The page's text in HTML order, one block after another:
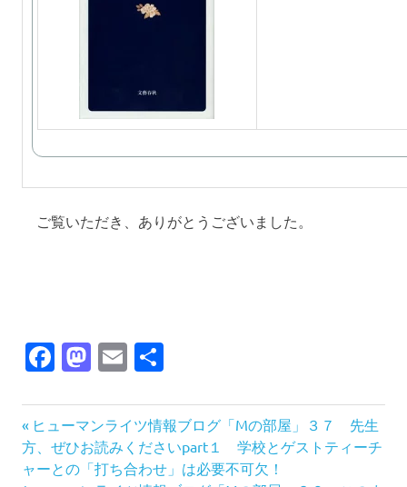
ご覧いただき、ありがとうございました。
Facebook
Mastodon
Email
投
稿
前
の
記
ヒューマンライツ情報ブログ「Mの部屋」３７ 先生
方、ぜひお読みくださいpart１ 学校とゲストティーチ
ャーとの「打ち合わせ」は必要不可欠！